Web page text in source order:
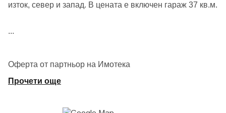
изток, север и запад. В цената е включен гараж 37 кв.м.
...
Оферта от партньор на Имотека
Прочети още